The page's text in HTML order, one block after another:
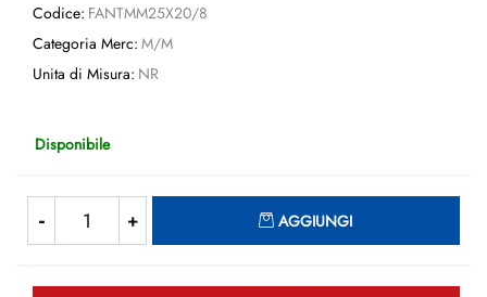
Codice: FANTMM25X20/8
Categoria Merc: M/M
Unita di Misura: NR
Disponibile
AGGIUNGI